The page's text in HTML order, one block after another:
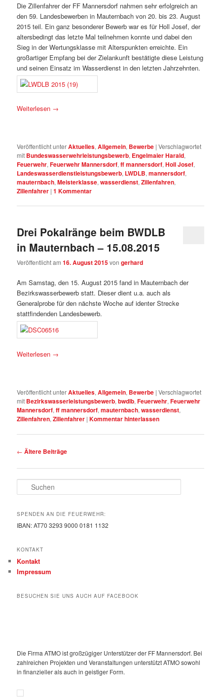
Die Zillenfahrer der FF Mannersdorf nahmen sehr erfolgreich an
den 59. Landesbewerben in Mauternbach von 20. bis 23. August
2015 teil. Ein ganz besonderer Bewerb war es für Holl Josef, der
altersbedingt das letzte Mal teilnehmen konnte und dabei den
Sieg in der Wertungsklasse mit Alterspunkten erreichte. Ein
großartiger Empfang bei der Zielankunft bestätigte diese Leistung
und seinen Einsatz im Wasserdienst in den letzten Jahrzehnten.
Weiterlesen →
Veröffentlicht unterAktuelles,Allgemein, Bewerbe |Verschlagwortet
mit Bundeswasserwehrleistungsbewerb, Engelmaier Harald,
Feuerwehr,Feuerwehr Mannersdorf,ff mannersdorf,Holl Josef,
Landeswasserdienstleistungsbewerb, LWDLB,mannersdorf,
mauternbach,Meisterklasse,wasserdienst,Zillenfahren,
Zillenfahrer |1 Kommentar
Drei Pokalränge beim BWDLB
in Mauternbach – 15.08.2015
Veröffentlicht am16. August 2015vongerhard
Am Samstag, den 15. August 2015 fand in Mauternbach der
Bezirkswasserbewerb statt. Dieser dient u.a. auch als
Generalprobe für den nächste Woche auf identer Strecke
stattfindenden Landesbewerb.
Weiterlesen →
Veröffentlicht unterAktuelles,Allgemein, Bewerbe |Verschlagwortet
mit Bezirkswasserleistungsbewerb,bwdlb,Feuerwehr,Feuerwehr
Mannersdorf,ff mannersdorf,mauternbach,wasserdienst,
Zillenfahren,Zillenfahrer |Kommentar hinterlassen
Artikelnavigation
← Ältere Beiträge
Suchen
SPENDEN AN DIE FEUERWEHR:
IBAN: AT70 3293 9000 0181 1132
KONTAKT
Kontakt
Impressum
BESUCHEN SIE UNS AUCH AUF FACEBOOK
Die Firma ATMO ist großzügiger Unterstützer der FF Mannersdorf. Bei
zahlreichen Projekten und Veranstaltungen unterstützt ATMO sowohl
in finanzieller als auch in geistiger Form.